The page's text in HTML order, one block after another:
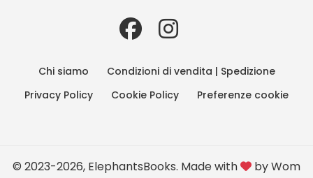
Chi siamo
Condizioni di vendita | Spedizione
Privacy Policy
Cookie Policy Preferenze cookie
© 2023-2026, ElephantsBooks. Made with byWom